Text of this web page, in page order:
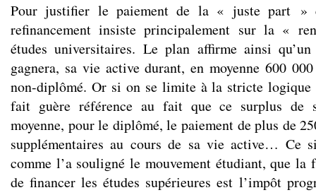
Pour justifier le paiement de la « juste part »
refinancement insiste principalement sur la «
études universitaires. Le plan affirme ainsi
gagnera, sa vie active durant, en moyenne 600
non-diplômé. Or si on se limite à la stricte logique
fait guère référence au fait que ce surplus de
moyenne, pour le diplômé, le paiement de plus de
supplémentaires au cours de sa vie active… Ce
comme l’a souligné le mouvement étudiant, que la
de financer les études supérieures est l’impôt